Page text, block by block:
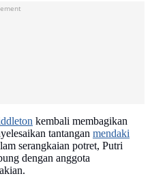
kembali membagikan
tantangan mendaki
serangkaian potret, Putri
dengan anggota